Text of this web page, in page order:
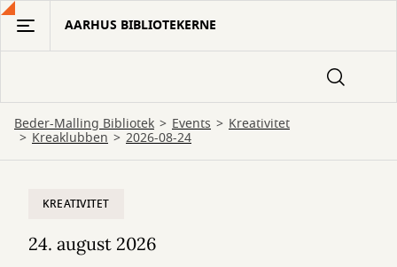
Gå
hovedindhold
AARHUS BIBLIOTEKERNE
Beder-Malling Bibliotek Events Kreativitet
Kreaklubben 2026-08-24
KREATIVITET
24. august 2026